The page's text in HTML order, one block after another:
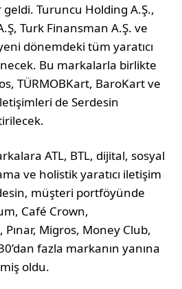
Turuncu Holding A.Ş.,
Turk Finansman A.Ş. ve
dönemdeki tüm yaratıcı
Bu markalarla birlikte
TÜRMOBKart, BaroKart ve
de Serdesin
ATL, BTL, dijital, sosyal
ve holistik yaratıcı iletişim
müşteri portföyünde
Café Crown,
, Pınar, Migros, Money Club,
fazla markanın yanına
oldu.